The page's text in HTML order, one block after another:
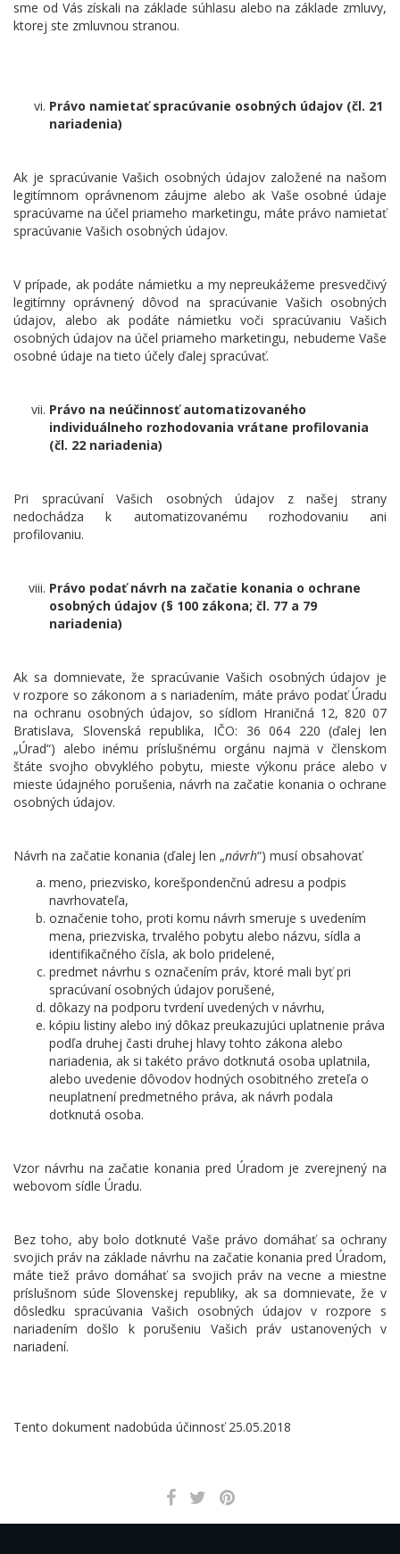
sme od Vás získali na základe súhlasu alebo na základe zmluvy,
ktorej ste zmluvnou stranou.
Právo namietať spracúvanie osobných údajov (čl. 21
nariadenia)
Ak je spracúvanie Vašich osobných údajov založené na našom
legitímnom oprávnenom záujme alebo ak Vaše osobné údaje
spracúvame na účel priameho marketingu, máte právo namietať
spracúvanie Vašich osobných údajov.
V prípade, ak podáte námietku a my nepreukážeme presvedčivý
legitímny oprávnený dôvod na spracúvanie Vašich osobných
údajov, alebo ak podáte námietku voči spracúvaniu Vašich
osobných údajov na účel priameho marketingu, nebudeme Vaše
osobné údaje na tieto účely ďalej spracúvať.
Právo na neúčinnosť automatizovaného
individuálneho rozhodovania vrátane profilovania
(čl. 22 nariadenia)
Pri spracúvaní Vašich osobných údajov z našej strany
nedochádza k automatizovanému rozhodovaniu ani
profilovaniu.
Právo podať návrh na začatie konania o ochrane
osobných údajov (§ 100 zákona; čl. 77 a 79
nariadenia)
Ak sa domnievate, že spracúvanie Vašich osobných údajov je
v rozpore so zákonom a s nariadením, máte právo podať Úradu
na ochranu osobných údajov, so sídlom Hraničná 12, 820 07
Bratislava, Slovenská republika, IČO: 36 064 220 (ďalej len
„Úrad“) alebo inému príslušnému orgánu najmä v členskom
štáte svojho obvyklého pobytu, mieste výkonu práce alebo v
mieste údajného porušenia, návrh na začatie konania o ochrane
osobných údajov.
Návrh na začatie konania (ďalej len „návrh“) musí obsahovať
meno, priezvisko, korešpondenčnú adresu a podpis
navrhovateľa,
označenie toho, proti komu návrh smeruje s uvedením
mena, priezviska, trvalého pobytu alebo názvu, sídla a
identifikačného čísla, ak bolo pridelené,
predmet návrhu s označením práv, ktoré mali byť pri
spracúvaní osobných údajov porušené,
dôkazy na podporu tvrdení uvedených v návrhu,
kópiu listiny alebo iný dôkaz preukazujúci uplatnenie práva
podľa druhej časti druhej hlavy tohto zákona alebo
nariadenia, ak si takéto právo dotknutá osoba uplatnila,
alebo uvedenie dôvodov hodných osobitného zreteľa o
neuplatnení predmetného práva, ak návrh podala
dotknutá osoba.
Vzor návrhu na začatie konania pred Úradom je zverejnený na
webovom sídle Úradu.
Bez toho, aby bolo dotknuté Vaše právo domáhať sa ochrany
svojich práv na základe návrhu na začatie konania pred Úradom,
máte tiež právo domáhať sa svojich práv na vecne a miestne
príslušnom súde Slovenskej republiky, ak sa domnievate, že v
dôsledku spracúvania Vašich osobných údajov v rozpore s
nariadením došlo k porušeniu Vašich práv ustanovených v
nariadení.
Tento dokument nadobúda účinnosť 25.05.2018